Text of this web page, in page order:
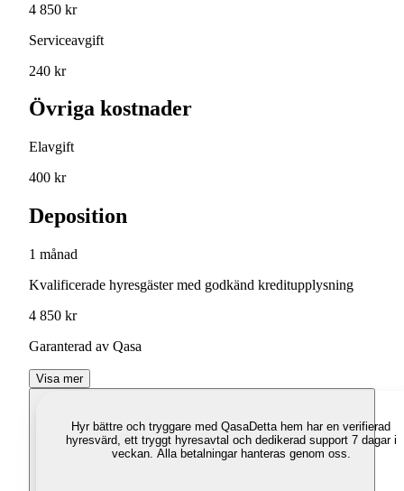
4 850 kr
Serviceavgift
240 kr
Övriga kostnader
Elavgift
400 kr
Deposition
1 månad
Kvalificerade hyresgäster med godkänd kreditupplysning
4 850 kr
Garanterad av Qasa
Visa mer
Hyr bättre och tryggare med QasaDetta hem har en verifierad
hyresvärd, ett tryggt hyresavtal och dedikerad support 7 dagar i
veckan. Alla betalningar hanteras genom oss.